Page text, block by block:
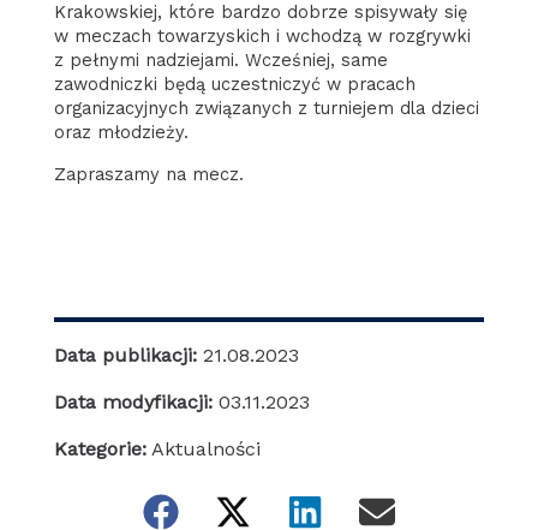
Krakowskiej, które bardzo dobrze spisywały się
w meczach towarzyskich i wchodzą w rozgrywki
z pełnymi nadziejami. Wcześniej, same
zawodniczki będą uczestniczyć w pracach
organizacyjnych związanych z turniejem dla dzieci
oraz młodzieży.
Zapraszamy na mecz.
Data publikacji: 21.08.2023
Data modyfikacji: 03.11.2023
Kategorie: Aktualności